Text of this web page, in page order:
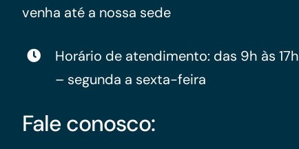
venha até a nossa sede
Horário de atendimento: das 9h às 17h
– segunda a sexta-feira
Fale conosco: